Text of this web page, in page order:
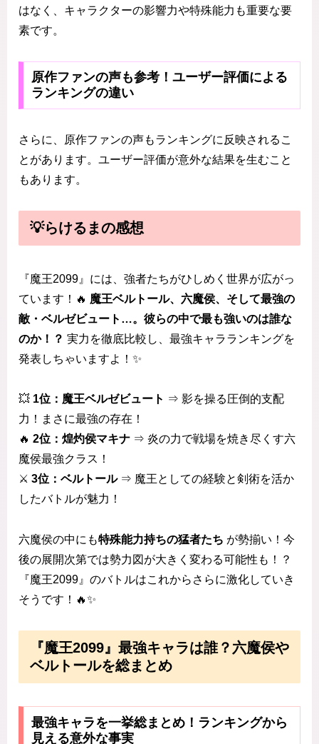
はなく、キャラクターの影響力や特殊能力も重要な要
素です。
原作ファンの声も参考！ユーザー評価による
ランキングの違い
さらに、原作ファンの声もランキングに反映されるこ
とがあります。ユーザー評価が意外な結果を生むこと
もあります。
💡らけるまの感想
『魔王2099』には、強者たちがひしめく世界が広がっ
ています！🔥 魔王ベルトール、六魔侯、そして最強の
敵・ベルゼビュート…。彼らの中で最も強いのは誰な
のか！？ 実力を徹底比較し、最強キャラランキングを
発表しちゃいますよ！✨
💥 1位：魔王ベルゼビュート ⇒ 影を操る圧倒的支配
力！まさに最強の存在！
🔥 2位：煌灼侯マキナ ⇒ 炎の力で戦場を焼き尽くす六
魔侯最強クラス！
⚔️ 3位：ベルトール⇒ 魔王としての経験と剣術を活か
したバトルが魅力！
六魔侯の中にも特殊能力持ちの猛者たち が勢揃い！今
後の展開次第では勢力図が大きく変わる可能性も！？
『魔王2099』のバトルはこれからさらに激化していき
そうです！🔥✨
『魔王2099』最強キャラは誰？六魔侯や
ベルトールを総まとめ
最強キャラを一挙総まとめ！ランキングから
見える意外な事実